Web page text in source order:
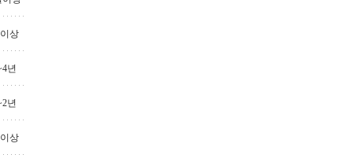
상
년
년
상